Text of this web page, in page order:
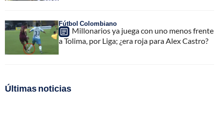
Fútbol Colombiano
Millonarios ya juega con uno menos frente
a Tolima, por Liga; ¿era roja para Alex Castro?
Últimas noticias